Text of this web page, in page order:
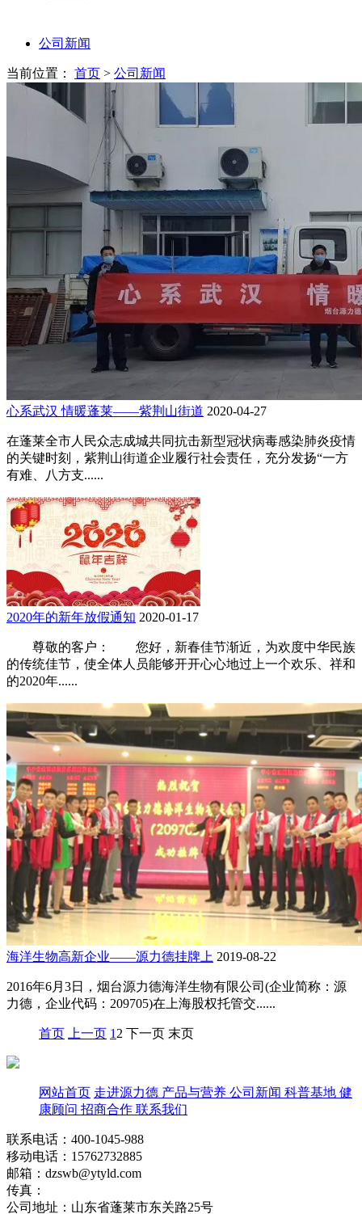
公司新闻
当前位置： 首页 > 公司新闻
心系武汉 情暖蓬莱——紫荆山街道 2020-04-27
在蓬莱全市人民众志成城共同抗击新型冠状病毒感染肺炎疫情
的关键时刻，紫荆山街道企业履行社会责任，充分发扬“一方
有难、八方支......
2020年的新年放假通知 2020-01-17
尊敬的客户： 您好，新春佳节渐近，为欢度中华民族
的传统佳节，使全体人员能够开开心心地过上一个欢乐、祥和
的2020年......
海洋生物高新企业——源力德挂牌上 2019-08-22
2016年6月3日，烟台源力德海洋生物有限公司(企业简称：源
力德，企业代码：209705)在上海股权托管交......
首页 上一页 1 2 下一页 末页
网站首页 走进源力德 产品与营养 公司新闻 科普基地 健
康顾问 招商合作 联系我们
联系电话：400-1045-988
移动电话：15762732885
邮箱：dzswb@ytyld.com
传真：
公司地址：山东省蓬莱市东关路25号